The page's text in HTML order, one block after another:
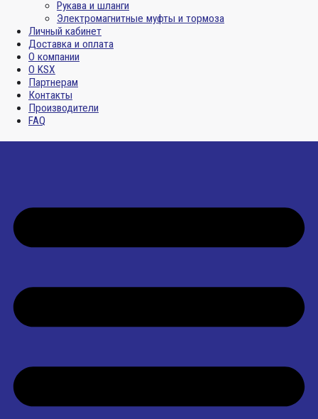
Рукава и шланги
Электромагнитные муфты и тормоза
Личный кабинет
Доставка и оплата
О компании
О KSX
Партнерам
Контакты
Производители
FAQ